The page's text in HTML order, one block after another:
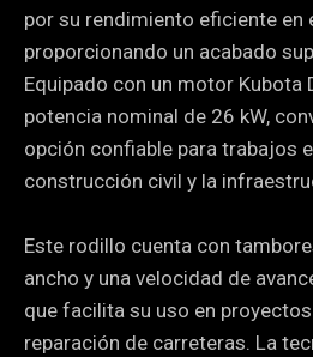
por su rendimiento eficiente en
proporcionando un acabado
Equipado con un motor Kubota
potencia nominal de 26 kW,
opción confiable para trabajos
construcción civil y la
Este rodillo cuenta con
ancho y una velocidad de
que facilita su uso en
reparación de carreteras. La